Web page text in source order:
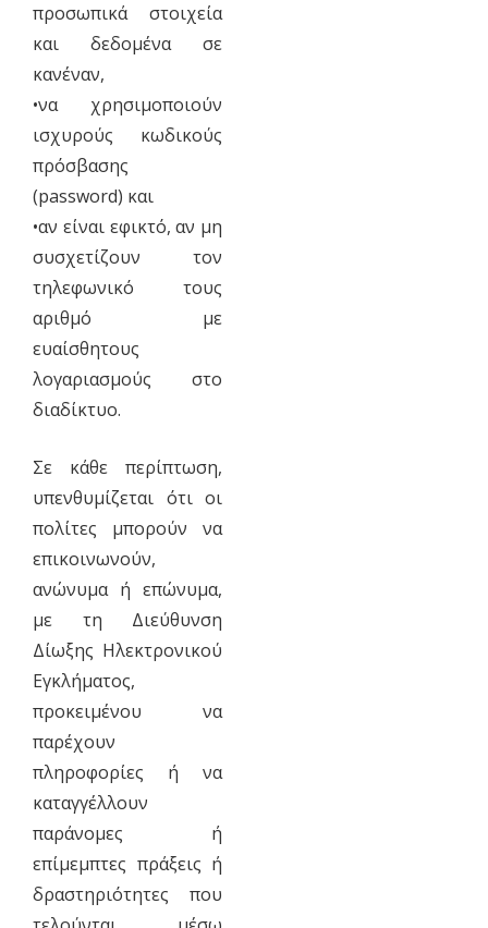
προσωπικά στοιχεία
και δεδομένα σε
κανέναν,
•να χρησιμοποιούν
ισχυρούς κωδικούς
πρόσβασης
(password) και
•αν είναι εφικτό, αν μη
συσχετίζουν τον
τηλεφωνικό τους
αριθμό με
ευαίσθητους
λογαριασμούς στο
διαδίκτυο.
Σε κάθε περίπτωση,
υπενθυμίζεται ότι οι
πολίτες μπορούν να
επικοινωνούν,
ανώνυμα ή επώνυμα,
με τη Διεύθυνση
Δίωξης Ηλεκτρονικού
Εγκλήματος,
προκειμένου να
παρέχουν
πληροφορίες ή να
καταγγέλλουν
παράνομες ή
επίμεμπτες πράξεις ή
δραστηριότητες που